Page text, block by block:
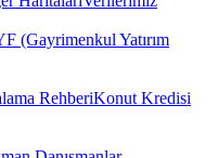
(Gayrimenkul Yatırım
RehberiKonut Kredisi